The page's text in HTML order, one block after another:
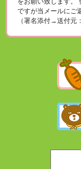
ですが当メールにご
（署名添付→送付元